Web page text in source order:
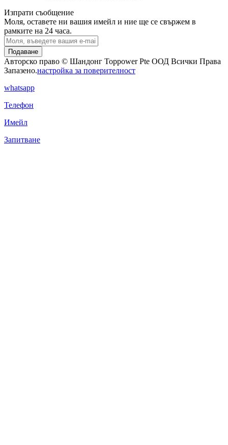
Изпрати съобщение
Моля, оставете ни вашия имейл и ние ще се свържем в
рамките на 24 часа.
Подаване
Авторско право © Шандонг Toppower Pte ООД Всички Права
Запазено.настройка за поверителност
whatsapp
Телефон
Имейл
Запитване